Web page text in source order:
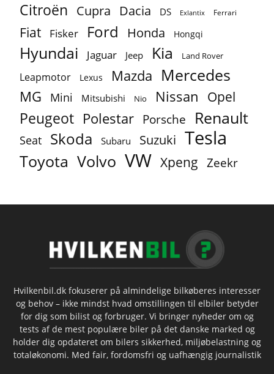
Citroën Cupra Dacia DS Exlantix Ferrari
Fiat Fisker Ford Honda Hongqi
Hyundai Jaguar Jeep Kia Land Rover
Leapmotor Lexus Mazda Mercedes
MG Mini Mitsubishi Nio Nissan Opel
Peugeot Polestar Porsche Renault
Seat Skoda Subaru Suzuki Tesla
Toyota Volvo VW Xpeng Zeekr
Hvilkenbil.dk fokuserer på almindelige bilkøberes interesser
og behov – ikke mindst hvad omstillingen til elbiler betyder
for dig som bilist og forbruger. Vi bringer nyheder om og
tests af de mest populære biler på det danske marked og
holder dig opdateret om bilers sikkerhed, miljøbelastning og
totaløkonomi. Med fair, fordomsfri og uafhængig journalistik